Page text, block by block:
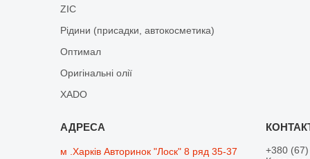
ZIC
Рідини (присадки, автокосметика)
Оптимал
Оригінальні олії
XADO
м .Харків Авторинок "Лоск" 8 ряд 35-37
+380